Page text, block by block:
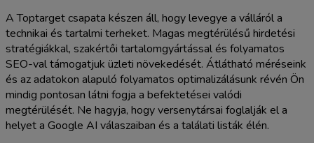
A Toptarget csapata készen áll, hogy levegye a válláról a
technikai és tartalmi terheket. Magas megtérülésű hirdetési
stratégiákkal, szakértői tartalomgyártással és folyamatos
SEO-val támogatjuk üzleti növekedését. Átlátható méréseink
és az adatokon alapuló folyamatos optimalizálásunk révén Ön
mindig pontosan látni fogja a befektetései valódi
megtérülését. Ne hagyja, hogy versenytársai foglalják el a
helyet a Google AI válaszaiban és a találati listák élén.